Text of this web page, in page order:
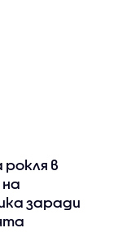
рокля в
заради